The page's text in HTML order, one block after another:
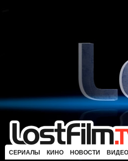
СЕРИАЛЫ КИНО НОВОСТИ ВИДЕО